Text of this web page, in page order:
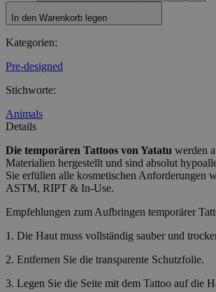
In den Warenkorb legen
Kategorien:
Pre-designed
Stichworte:
Animals
Details
Die temporären Tattoos von Yatatu werden
Materialien hergestellt und sind absolut
Sie erfüllen alle kosmetischen Anforderungen
ASTM, RIPT & In-Use.
Empfehlungen zum Aufbringen temporärer
1. Die Haut muss vollständig sauber und
2. Entfernen Sie die transparente Schutzfolie.
3. Legen Sie die Seite mit dem Tattoo auf die